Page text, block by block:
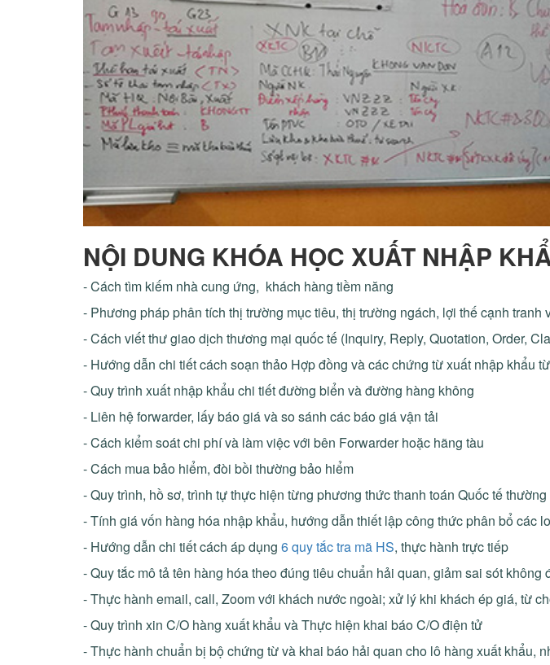
NỘI DUNG KHÓA HỌC XUẤT NHẬP
- Cách tìm kiếm nhà cung ứng, khách hàng tiềm năng
- Phương pháp phân tích thị trường mục tiêu, thị trường ngách, lợi thế cạnh tranh
- Cách viết thư giao dịch thương mại quốc tế (Inquiry, Reply, Quotation, Order,
- Hướng dẫn chi tiết cách soạn thảo Hợp đồng và các chứng từ xuất nhập khẩu
- Quy trình xuất nhập khẩu chi tiết đường biển và đường hàng không
- Liên hệ forwarder, lấy báo giá và so sánh các báo giá vận tải
- Cách kiểm soát chi phí và làm việc với bên Forwarder hoặc hãng tàu
- Cách mua bảo hiểm, đòi bồi thường bảo hiểm
- Quy trình, hồ sơ, trình tự thực hiện từng phương thức thanh toán Quốc tế thường
- Tính giá vốn hàng hóa nhập khẩu, hướng dẫn thiết lập công thức phân bổ các
- Hướng dẫn chi tiết cách áp dụng 6 quy tắc tra mã HS, thực hành trực tiếp
- Quy tắc mô tả tên hàng hóa theo đúng tiêu chuẩn hải quan, giảm sai sót không
- Thực hành email, call, Zoom với khách nước ngoài; xử lý khi khách ép giá, từ
- Quy trình xin C/O hàng xuất khẩu và Thực hiện khai báo C/O điện tử
- Thực hành chuẩn bị bộ chứng từ và khai báo hải quan cho lô hàng xuất khẩu,